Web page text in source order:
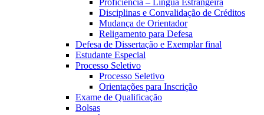
Proficiência – Língua Estrangeira
Disciplinas e Convalidação de Créditos
Mudança de Orientador
Religamento para Defesa
Defesa de Dissertação e Exemplar final
Estudante Especial
Processo Seletivo
Processo Seletivo
Orientações para Inscrição
Exame de Qualificação
Bolsas